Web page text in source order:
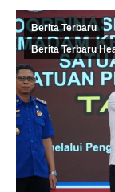
Berita Terbaru
Berita Terbaru